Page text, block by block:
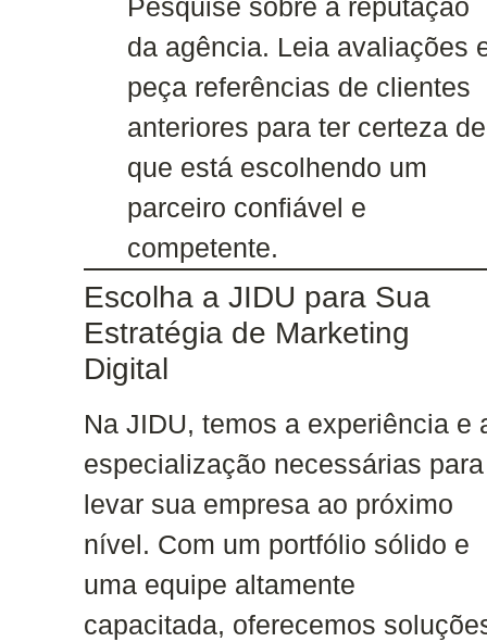
Pesquise sobre a reputação
da agência. Leia avaliações
peça referências de clientes
anteriores para ter certeza de
que está escolhendo um
parceiro confiável e
competente.
Escolha a JIDU para Sua
Estratégia de Marketing
Digital
Na JIDU, temos a experiência e
especialização necessárias para
levar sua empresa ao próximo
nível. Com um portfólio sólido e
uma equipe altamente
capacitada, oferecemos